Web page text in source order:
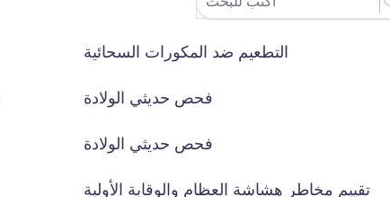
التطعيم ضد المكورات السحائية
فحص حديثي الولادة
فحص حديثي الولادة
تقييم مخاطر هشاشة العظام والوقاية الأولية